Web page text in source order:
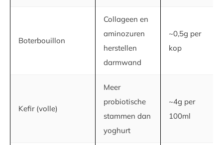
Boterbouillon
Collageen en
aminozuren
herstellen
darmwand
~0,5g per
kop
Kefir (volle)
Meer
probiotische
stammen dan
yoghurt
~4g per
100ml